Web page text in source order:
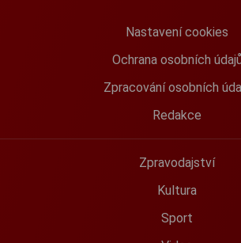
Nastavení cookies
Ochrana osobních údajů
Zpracování osobních
Redakce
Zpravodajství
Kultura
Sport